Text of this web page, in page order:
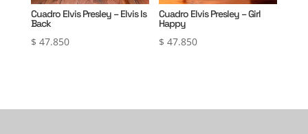
Cuadro Elvis Presley – Elvis Is
Back
$ 47.850
Cuadro Elvis Presley – Girl
Happy
$ 47.850